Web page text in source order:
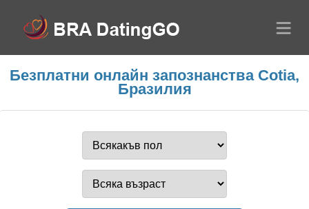
Безплатни онлайн запознанства Cotia,
Бразилия